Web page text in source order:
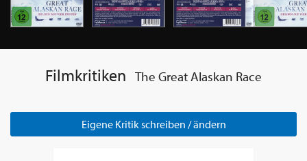
Filmkritiken The Great Alaskan Race
Eigene Kritik schreiben / ändern